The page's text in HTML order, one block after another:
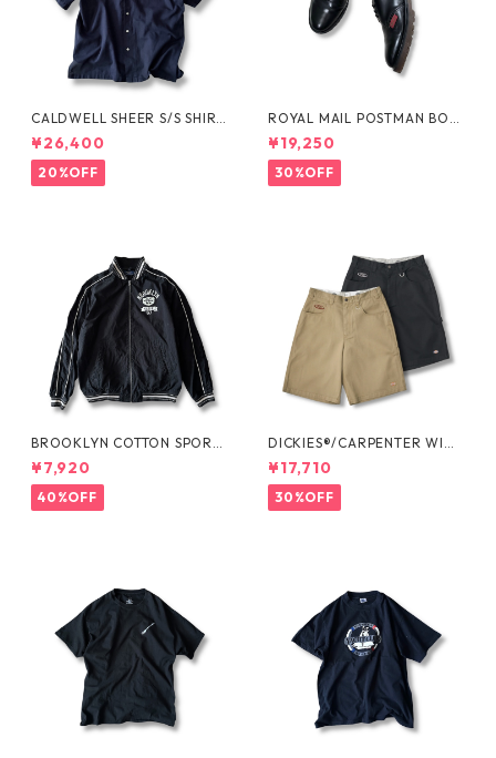
CALDWELL SHEER S/S SHIRT
by Polo Ralph Lauren
¥26,400
20%OFF
ROYAL MAIL POSTMAN BOO
TS by Dr.MARTENS
¥19,250
30%OFF
BROOKLYN COTTON SPORT
JKT by Polo Ralph Lauren
¥7,920
40%OFF
DICKIES®/CARPENTER WIDE
SHORTS -SEDAN ALL-PURPO
SE-
¥17,710
30%OFF